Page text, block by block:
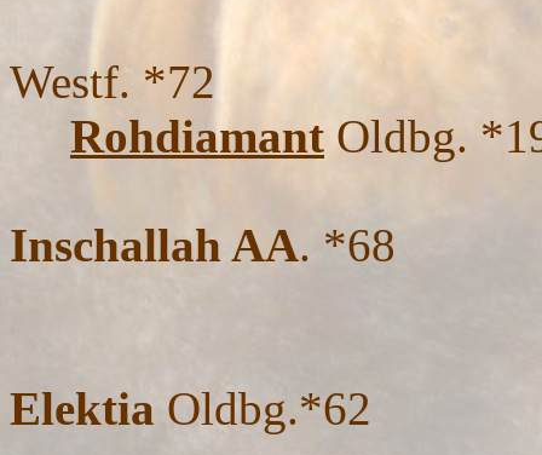
Westf. *72
Rohdiamant Oldbg.
Inschallah AA. *68
Elektia Oldbg.*62